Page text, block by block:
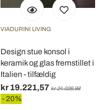
VIADURINI LIVING
Design stue konsol i
keramik og glas fremstillet i
Italien - tilfældig
kr 19.221,57 kr 24.026,98
- 20%